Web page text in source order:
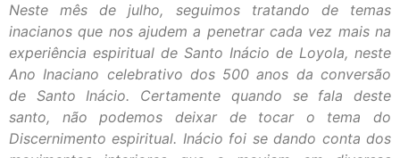
Neste mês de julho, seguimos tratando de temas
inacianos que nos ajudem a penetrar cada vez mais na
experiência espiritual de Santo Inácio de Loyola, neste
Ano Inaciano celebrativo dos 500 anos da conversão
de Santo Inácio. Certamente quando se fala deste
santo, não podemos deixar de tocar o tema do
Discernimento espiritual. Inácio foi se dando conta dos